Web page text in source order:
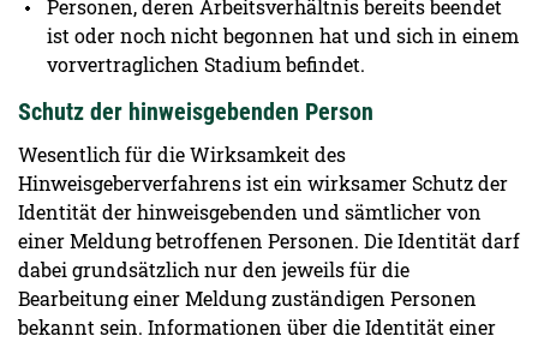
Personen, deren Arbeitsverhältnis bereits beendet
ist oder noch nicht begonnen hat und sich in einem
vorvertraglichen Stadium befindet.
Schutz der hinweisgebenden Person
Wesentlich für die Wirksamkeit des
Hinweisgeberverfahrens ist ein wirksamer Schutz der
Identität der hinweisgebenden und sämtlicher von
einer Meldung betroffenen Personen. Die Identität darf
dabei grundsätzlich nur den jeweils für die
Bearbeitung einer Meldung zuständigen Personen
bekannt sein. Informationen über die Identität einer